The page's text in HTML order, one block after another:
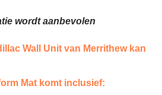
wordt aanbevolen
Wall Unit van Merrithew kan
Mat komt inclusief: